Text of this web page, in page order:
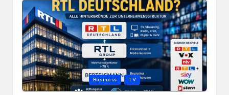
Posted
in
Business TV